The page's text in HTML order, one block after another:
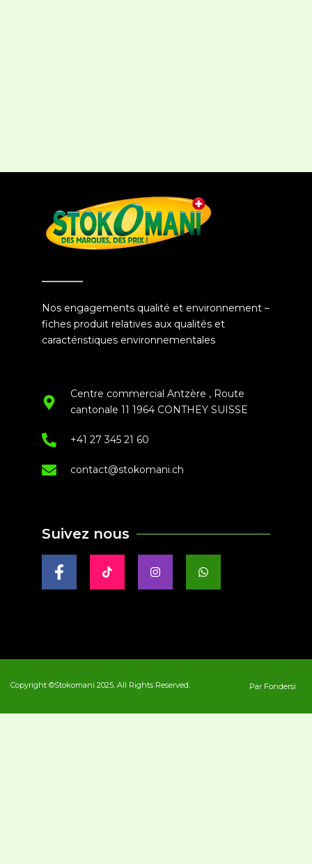
Nos engagements qualité et environnement –
fiches produit relatives aux qualités et
caractéristiques environnementales
Centre commercial Antzère , Route
cantonale 11 1964 CONTHEY SUISSE
+41 27 345 21 60
contact@stokomani.ch
Suivez nous
Copyright ©Stokomani 2025. All Rights Reserved. Par Fondersi